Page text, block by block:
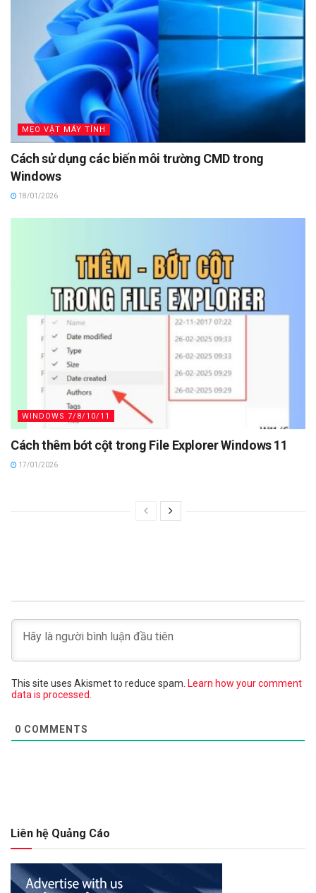
MẸO VẶT MÁY TÍNH
Cách sử dụng các biến môi trường CMD trong
Windows
18/01/2026
WINDOWS 7/8/10/11
Cách thêm bớt cột trong File Explorer Windows 11
17/01/2026
This site uses Akismet to reduce spam. Learn how your comment
data is processed.
0 COMMENTS
Liên hệ Quảng Cáo